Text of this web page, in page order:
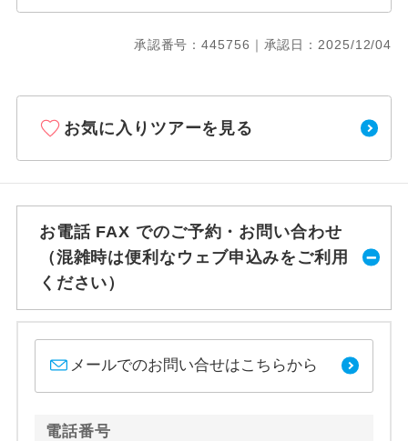
承認番号：445756｜承認日：2025/12/04
お気に入りツアーを見る
お電話 FAX でのご予約・お問い合わせ
（混雑時は便利なウェブ申込みをご利用
ください）
メールでのお問い合せはこちらから
電話番号